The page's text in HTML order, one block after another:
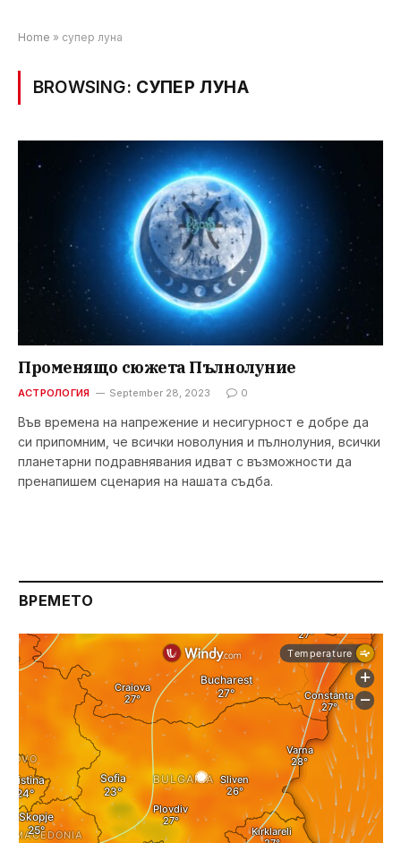
Home » супер луна
BROWSING: СУПЕР ЛУНА
Променящо сюжета Пълнолуние
АСТРОЛОГИЯ September 28, 2023 0
Във времена на напрежение и несигурност е добре да
си припомним, че всички новолуния и пълнолуния, всички
планетарни подравнявания идват с възможности да
пренапишем сценария на нашата съдба.
ВРЕМЕТО